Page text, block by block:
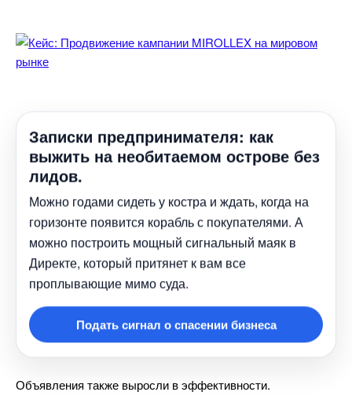
Записки предпринимателя: как
ыжить на необитаемом острове без
лидов.
Можно годами сидеть у костра и ждать, когда на
оризонте появится корабль с покупателями. А
можно построить мощный сигнальный маяк
Директе, который притянет к вам все
проплывающие мимо суда.
Подать сигнал о спасении бизнеса
Объявления также выросли в эффективности.